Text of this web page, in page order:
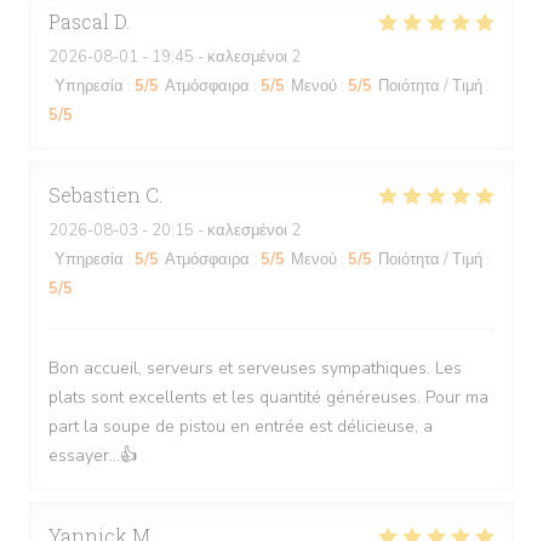
Pascal D
2026-08-01 - 19:45 - καλεσμένοι 2
Υπηρεσία : 5/5 Ατμόσφαιρα : 5/5 Μενού : 5/5 Ποιότητα / Τιμή :
5/5
Sebastien C
2026-08-03 - 20:15 - καλεσμένοι 2
Υπηρεσία : 5/5 Ατμόσφαιρα : 5/5 Μενού : 5/5 Ποιότητα / Τιμή :
5/5
Bon accueil, serveurs et serveuses sympathiques. Les
plats sont excellents et les quantité généreuses. Pour ma
part la soupe de pistou en entrée est délicieuse, a
essayer...👍
Yannick M